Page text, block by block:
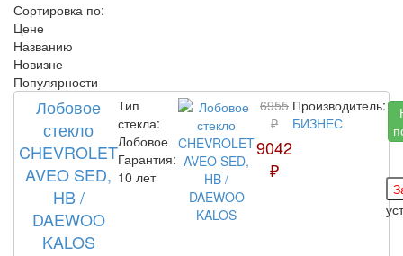
Сортировка по:
Цене
Названию
Новизне
Популярности
Лобовое
стекло
CHEVROLET
AVEO SED,
HB /
DAEWOO
KALOS
Тип
стекла:
Лобовое
Гарантия:
10 лет
6955
₽
9042
₽
Производитель:
БИЗНЕС